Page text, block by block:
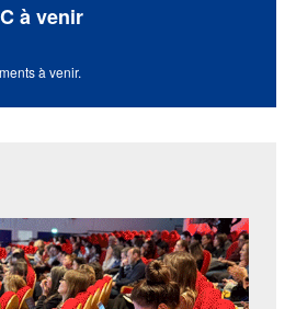
à venir
à venir.